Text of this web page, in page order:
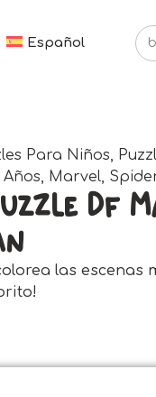
Español
Para Niños,
, Marvel,
Df
las escenas